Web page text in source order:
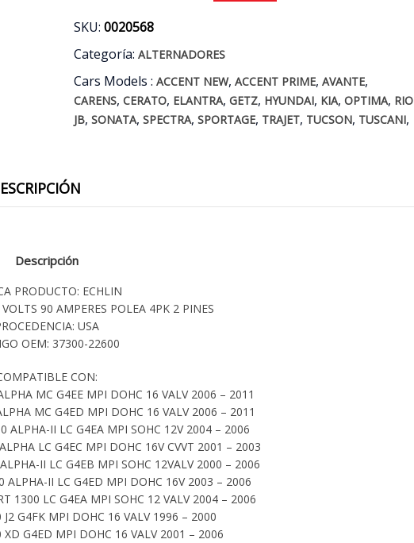
SKU:0020568
Categoría:ALTERNADORES
Cars Models :ACCENT NEW,ACCENT PRIME,AVANTE,
CARENS,CERATO, ELANTRA,GETZ, HYUNDAI, KIA,OPTIMA, RIO
JB,SONATA,SPECTRA,SPORTAGE, TRAJET, TUCSON, TUSCANI,
Descripción
PRODUCTO: ECHLIN
90 AMPERES POLEA 4PK 2 PINES
USA
OEM: 37300-22600
CON:
MC G4EE MPI DOHC 16 VALV 2006 – 2011
MC G4ED MPI DOHC 16 VALV 2006 – 2011
ALPHA-II LC G4EA MPI SOHC 12V 2004 – 2006
LC G4EC MPI DOHC 16V CVVT 2001 – 2003
II LC G4EB MPI SOHC 12VALV 2000 – 2006
ALPHA-II LC G4ED MPI DOHC 16V 2003 – 2006
1300 LC G4EA MPI SOHC 12 VALV 2004 – 2006
G4FK MPI DOHC 16 VALV 1996 – 2000
G4ED MPI DOHC 16 VALV 2001 – 2006